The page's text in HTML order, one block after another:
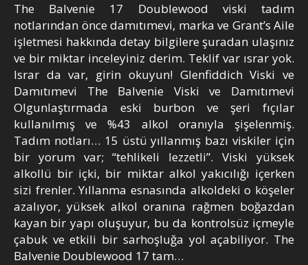
The Balvenie 17 Doublewood viski tadım
notlarından önce damıtımevi, marka ve Grant’s Aile
işletmesi hakkında detay bilgilere şuradan ulaşınız
ve bir miktar inceleyiniz derim. Teklif var ısrar yok.
Israr da var, girin okuyun! Glenfiddich Viski ve
Damıtımevi The Balvenie Viski ve Damıtımevi
Olgunlaştırmada eski burbon ve şeri fıçılar
kullanılmış ve %43 alkol oranıyla şişelenmiş.
Tadım notları… 15 üstü yıllanmış bazı viskiler için
bir yorum var; “tehlikeli lezzetli”. Viski yüksek
alkollü bir içki, bir miktar alkol yakıcılığı içerken
sizi frenler. Yıllanma esnasında alkoldeki o köşeler
azalıyor, yüksek alkol oranına rağmen boğazdan
kayan bir yapı oluşuyur, bu da kontrolsüz içmeyle
çabuk ve etkili bir sarhoşluğa yol açabiliyor. The
Balvenie Doublewood 17 tam…